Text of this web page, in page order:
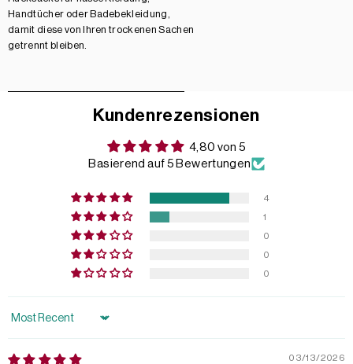
Handtücher oder Badebekleidung,
damit diese von Ihren trockenen Sachen
getrennt bleiben.
Kundenrezensionen
4,80 von 5
Basierend auf 5 Bewertungen
4
1
0
0
0
Sort by
03/13/2026